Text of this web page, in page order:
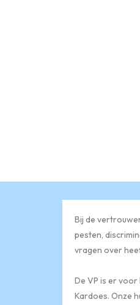
Bij de
pesten,
vragen over
De VP is er
Kardoes. Onze